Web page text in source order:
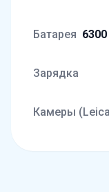
Батарея
Зарядка
Камеры